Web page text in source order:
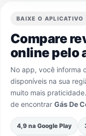
BAIXE O APLICATIVO
Compare
online pelo
No app, você informa
disponíveis na sua
muito mais
de encontrar Gás De
4,9 na Google Play